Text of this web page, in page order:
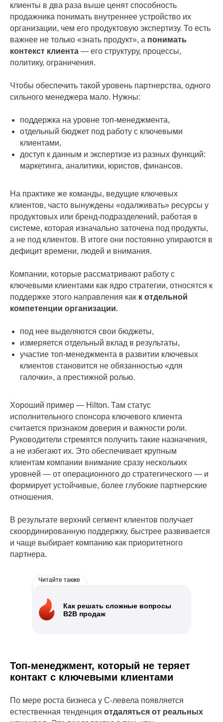
клиенты в два раза выше ценят способность
продажника понимать внутреннее устройство их
организации, чем его продуктовую экспертизу. То есть
важнее не только «знать продукт», а понимать
контекст клиента — его структуру, процессы,
политику, ограничения.
Чтобы обеспечить такой уровень партнерства, одного
сильного менеджера мало. Нужны:
поддержка на уровне топ-менеджмента,
отдельный бюджет под работу с ключевыми
клиентами,
доступ к данным и экспертизе из разных функций:
маркетинга, аналитики, юристов, финансов.
На практике же команды, ведущие ключевых
клиентов, часто вынуждены «одалживать» ресурсы у
продуктовых или бренд-подразделений, работая в
системе, которая изначально заточена под продукты,
а не под клиентов. В итоге они постоянно упираются в
дефицит времени, людей и внимания.
Компании, которые рассматривают работу с
ключевыми клиентами как ядро стратегии, относятся к
поддержке этого направления как к отдельной
компетенции организации.
под нее выделяются свои бюджеты,
измеряется отдельный вклад в результаты,
участие топ-менеджмента в развитии ключевых
клиентов становится не обязанностью «для
галочки», а престижной ролью.
Хороший пример — Hilton. Там статус
исполнительного спонсора ключевого клиента
считается признаком доверия и важности роли.
Руководители стремятся получить такие назначения,
а не избегают их. Это обеспечивает крупным
клиентам компании внимание сразу нескольких
уровней — от операционного до стратегического — и
формирует устойчивые, более глубокие партнерские
отношения.
В результате верхний сегмент клиентов получает
скоординированную поддержку, быстрее развивается
и чаще выбирает компанию как приоритетного
партнера.
Читайте также
Как решать сложные вопросы
B2B продаж
Топ‑менеджмент, который не теряет
контакт с ключевыми клиентами
По мере роста бизнеса у C-левела появляется
естественная тенденция отдаляться от реальных